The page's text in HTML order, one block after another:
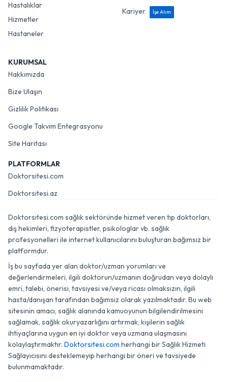
Hastalıklar
Hizmetler
Hastaneler
Kariyer
İşe Alım
KURUMSAL
Hakkımızda
Bize Ulaşın
Gizlilik Politikası
Google Takvim Entegrasyonu
Site Haritası
PLATFORMLAR
Doktorsitesi.com
Doktorsitesi.az
Doktorsitesi.com sağlık sektöründe hizmet veren tıp doktorları,
diş hekimleri, fizyoterapistler, psikologlar vb. sağlık
profesyonelleri ile internet kullanıcılarını buluşturan bağımsız bir
platformdur.
İş bu sayfada yer alan doktor/uzman yorumları ve
değerlendirmeleri, ilgili doktorun/uzmanın doğrudan veya dolaylı
emri, talebi, önerisi, tavsiyesi ve/veya ricası olmaksızın, ilgili
hasta/danışan tarafından bağımsız olarak yazılmaktadır. Bu web
sitesinin amacı, sağlık alanında kamuoyunun bilgilendirilmesini
sağlamak, sağlık okuryazarlığını artırmak, kişilerin sağlık
ihtiyaçlarına uygun en iyi doktor veya uzmana ulaşmasını
kolaylaştırmaktır. Doktorsitesi.com herhangi bir Sağlık Hizmeti
Sağlayıcısını desteklemeyip herhangi bir öneri ve tavsiyede
bulunmamaktadır.